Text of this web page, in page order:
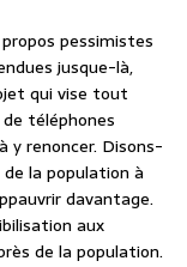
pessimistes
jusque-là,
qui vise tout
téléphones
y renoncer. Disons-
la population à
davantage.
aux
de la population.